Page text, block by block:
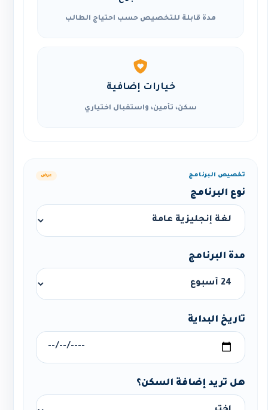
مدة قابلة للتخصيص حسب احتياج الطالب
خيارات إضافية
سكن، تأمين، واستقبال اختياري
تخصيص البرنامج عرض
نوع البرنامج
مدة البرنامج
تاريخ البداية
هل تريد إضافة السكن؟